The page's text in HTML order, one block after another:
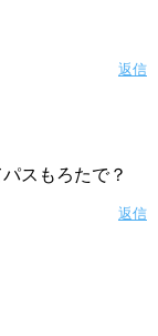
返信
スもろたで？
返信